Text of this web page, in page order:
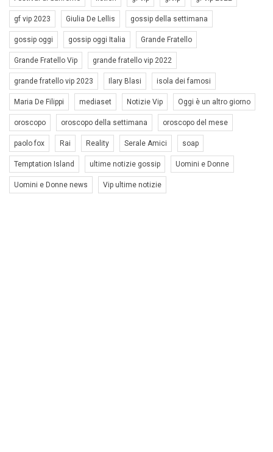
gf vip 2023 Giulia De Lellis gossip della settimana
gossip oggi gossip oggi Italia Grande Fratello
Grande Fratello Vip grande fratello vip 2022
grande fratello vip 2023 Ilary Blasi isola dei famosi
Maria De Filippi mediaset Notizie Vip Oggi è un altro giorno
oroscopo oroscopo della settimana oroscopo del mese
paolo fox Rai Reality Serale Amici soap
Temptation Island ultime notizie gossip Uomini e Donne
Uomini e Donne news Vip ultime notizie